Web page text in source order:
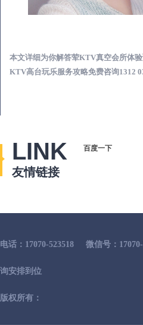
本文详细为你解答荤KTV真空会所体
KTV高台玩乐服务攻略免费咨询1312
LINK
友情链接
百度一下
电话：17070-523518 微信号：
询安排到位
版权所有：